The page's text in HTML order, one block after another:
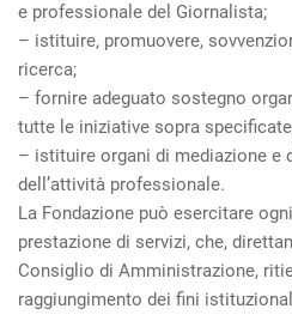
e professionale del Giornalista;
– istituire, promuovere,
ricerca;
– fornire adeguato sostegno
tutte le iniziative sopra
– istituire organi di mediazione e
dell’attività professionale.
La Fondazione può esercitare
prestazione di servizi, che,
Consiglio di Amministrazione,
raggiungimento dei fini